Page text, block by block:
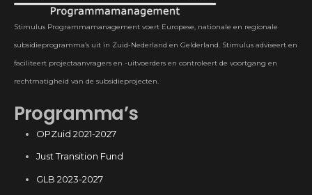
Stimulus Programmamanagement voert Europese, nationale en regionale
subsidieprogramma’s uit in Zuid-Nederland en Gelderland. Stimulus adviseert en
faciliteert projectaanvragers en -uitvoerders en controleert de voortgang en
rechtmatigheid van de subsidieprojecten.
Programma’s
OPZuid 2021-2027
Just Transition Fund
GLB 2023-2027